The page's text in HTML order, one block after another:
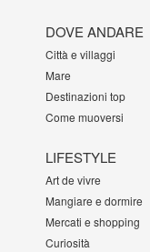
DOVE ANDARE
Città e villaggi
Mare
Destinazioni top
Come muoversi
LIFESTYLE
Art de vivre
Mangiare e dormire
Mercati e shopping
Curiosità